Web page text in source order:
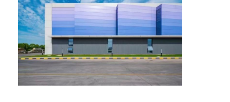
Yêu cầu báo giá
Cấu trúc thép đúc sẵn